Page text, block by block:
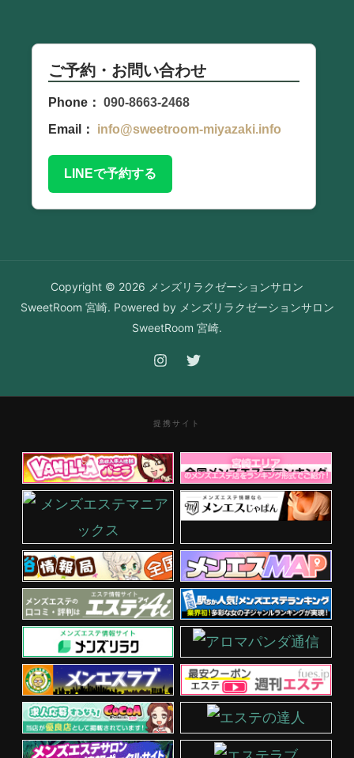
ご予約・お問い合わせ
Phone： 090-8663-2468
Email：
info@sweetroom-miyazaki.info
LINEで予約する
Copyright © 2026 メンズリラクゼーションサロン
SweetRoom 宮崎. Powered by メンズリラクゼーションサロン
SweetRoom 宮崎.
提携サイト